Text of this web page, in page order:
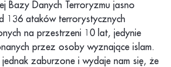
Bazy Danych Terroryzmu jasno
136 ataków terrorystycznych
na przestrzeni 10 lat, jedynie
przez osoby wyznające islam.
jednak zaburzone i wydaje nam się, że